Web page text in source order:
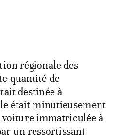
régionale des
quantité de
destinée à
était minutieusement
voiture immatriculée à
un ressortissant